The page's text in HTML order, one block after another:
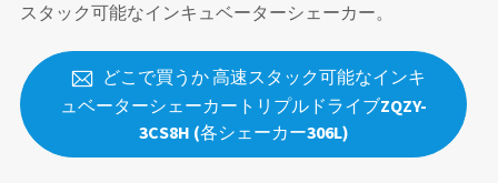
スタック可能なインキュベーターシェーカー。
 どこで買うか 高速スタック可能なインキ
ュベーターシェーカートリプルドライブZQZY-
3CS8H (各シェーカー306L)